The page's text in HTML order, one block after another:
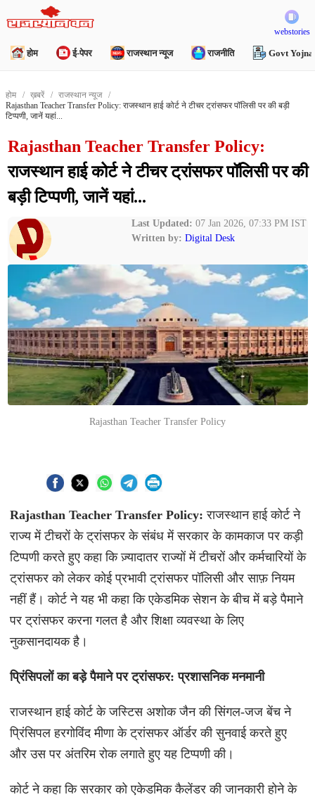
webstories
होम ई-पेपर राजस्थान न्यूज राजनीति Govt Yojna
होम ख़बरें
राजस्थान न्यूज
Rajasthan Teacher Transfer Policy: राजस्थान हाई कोर्ट ने टीचर ट्रांसफर पॉलिसी पर की बड़ी
टिप्पणी, जानें यहां...
Rajasthan Teacher Transfer Policy:
राजस्थान हाई कोर्ट ने टीचर ट्रांसफर पॉलिसी पर की
बड़ी टिप्पणी, जानें यहां...
Last Updated: 07 Jan 2026, 07:33 PM IST
Written by: Digital Desk
Rajasthan Teacher Transfer Policy
Rajasthan Teacher Transfer Policy:राजस्थान हाई कोर्ट ने
राज्य में टीचरों के ट्रांसफर के संबंध में सरकार के कामकाज पर कड़ी
टिप्पणी करते हुए कहा कि ज़्यादातर राज्यों में टीचरों और कर्मचारियों के
ट्रांसफर को लेकर कोई प्रभावी ट्रांसफर पॉलिसी और साफ़ नियम
नहीं हैं। कोर्ट ने यह भी कहा कि एकेडमिक सेशन के बीच में बड़े पैमाने
पर ट्रांसफर करना गलत है और शिक्षा व्यवस्था के लिए
नुकसानदायक है।
प्रिंसिपलों का बड़े पैमाने पर ट्रांसफर: प्रशासनिक मनमानी
राजस्थान हाई कोर्ट के जस्टिस अशोक जैन की सिंगल-जज बेंच ने
प्रिंसिपल हरगोविंद मीणा के ट्रांसफर ऑर्डर की सुनवाई करते हुए
और उस पर अंतरिम रोक लगाते हुए यह टिप्पणी की।
कोर्ट ने कहा कि सरकार को एकेडमिक कैलेंडर की जानकारी होने के